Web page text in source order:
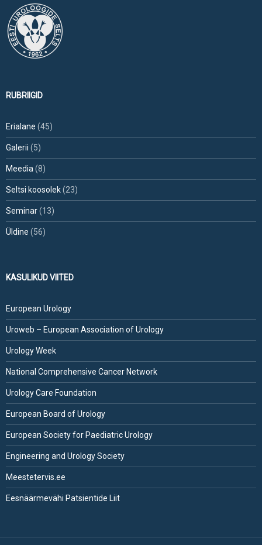
RUBRIIGID
Erialane (45)
Galerii (5)
Meedia(8)
Seltsi koosolek(23)
Seminar(13)
Üldine (56)
KASULIKUD VIITED
European Urology
Uroweb – European Association of Urology
Urology Week
National Comprehensive Cancer Network
Urology Care Foundation
European Board of Urology
European Society for Paediatric Urology
Engineering and Urology Society
Meestetervis.ee
Eesnäärmevähi Patsientide Liit